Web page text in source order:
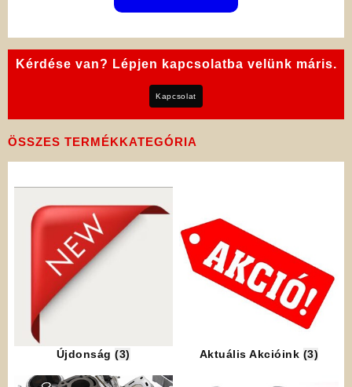
Kérdése van? Lépjen kapcsolatba velünk máris.
Kapcsolat
ÖSSZES TERMÉKKATEGÓRIA
Újdonság(3) Aktuális Akcióink (3)